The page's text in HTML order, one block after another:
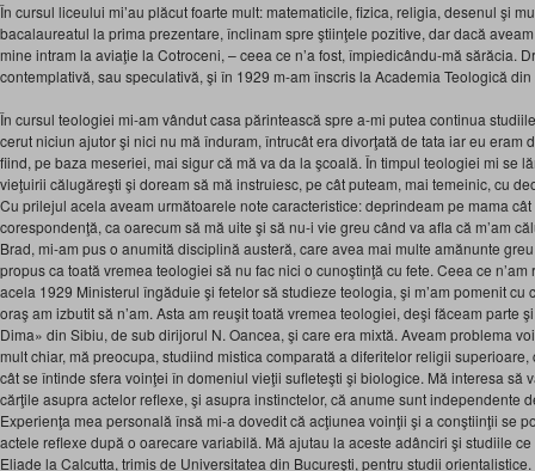
În cursul liceului mi’au plăcut foarte mult: matematicile, fizica, religia, desenul şi
bacalaureatul la prima prezentare, înclinam spre ştiinţele pozitive, dar dacă
mine intram la aviaţie la Cotroceni, – ceea ce n’a fost, împiedicându-mă sărăcia.
contemplativă, sau speculativă, şi în 1929 m-am înscris la Academia Teologică
În cursul teologiei mi-am vândut casa părintească spre a-mi putea continua
cerut niciun ajutor şi nici nu mă înduram, întrucât era divorţată de tata iar eu eram
fiind, pe baza meseriei, mai sigur că mă va da la şcoală. În timpul teologiei mi se
vieţuirii călugăreşti şi doream să mă instruiesc, pe cât puteam, mai temeinic, cu
Cu prilejul acela aveam următoarele note caracteristice: deprindeam pe mama
corespondenţă, ca oarecum să mă uite şi să nu-i vie greu când va afla că m’am
Brad, mi-am pus o anumită disciplină austeră, care avea mai multe amănunte
propus ca toată vremea teologiei să nu fac nici o cunoştinţă cu fete. Ceea ce
acela 1929 Ministerul îngăduie şi fetelor să studieze teologia, şi m’am pomenit cu
oraş am izbutit să n’am. Asta am reuşit toată vremea teologiei, deşi făceam parte
Dima» din Sibiu, de sub dirijorul N. Oancea, şi care era mixtă. Aveam problema
mult chiar, mă preocupa, studiind mistica comparată a diferitelor religii
cât se întinde sfera voinţei în domeniul vieţii sufleteşti şi biologice. Mă interesa să
cărţile asupra actelor reflexe, şi asupra instinctelor, că anume sunt independente
Experienţa mea personală însă mi-a dovedit că acţiunea voinţii şi a conştiinţii se
actele reflexe după o oarecare variabilă. Mă ajutau la aceste adânciri şi studiile
Eliade la Calcutta, trimis de Universitatea din Bucureşti, pentru studii